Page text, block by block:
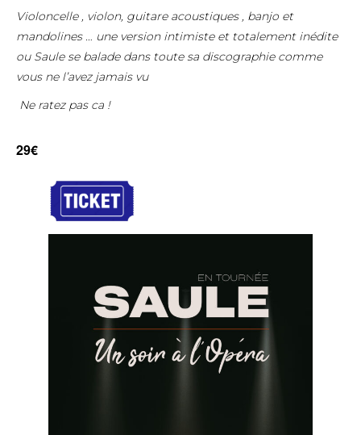
Violoncelle , violon, guitare acoustiques , banjo et
mandolines … une version intimiste et totalement inédite
ou Saule se balade dans toute sa discographie comme
vous ne l’avez jamais vu
Ne ratez pas ca !
29€